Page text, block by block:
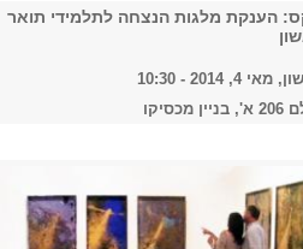
הענקת מלגות הנצחה לתלמידי תואר
4, 2014 - 10:30
מכסיקו